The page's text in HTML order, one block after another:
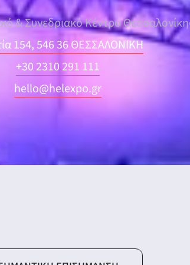
& Συνεδριακό Κέντρο
154, 546 36 ΘΕΣΣΑΛΟΝΙΚΗ
+30 2310 291 111
hello@helexpo.gr